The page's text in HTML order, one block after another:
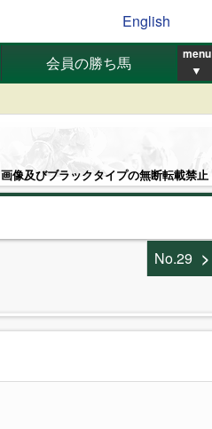
English
会員の勝ち馬 menu
▼
画像及びブラックタイプの無断転載禁止
No.29